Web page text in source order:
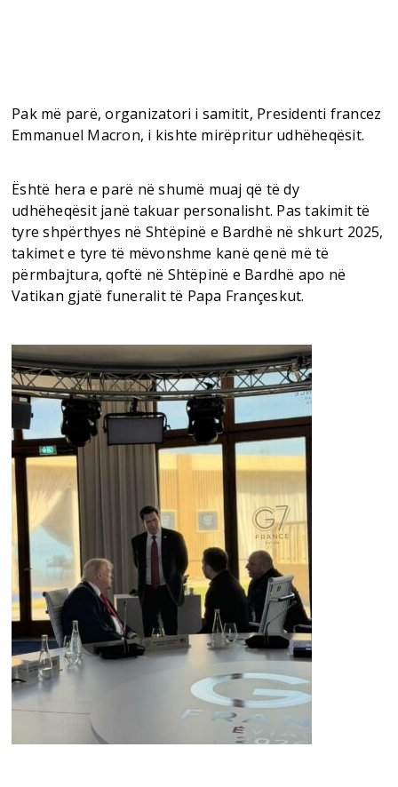
Pak më parë, organizatori i samitit, Presidenti francez
Emmanuel Macron, i kishte mirëpritur udhëheqësit.
Është hera e parë në shumë muaj që të dy
udhëheqësit janë takuar personalisht. Pas takimit të
tyre shpërthyes në Shtëpinë e Bardhë në shkurt 2025,
takimet e tyre të mëvonshme kanë qenë më të
përmbajtura, qoftë në Shtëpinë e Bardhë apo në
Vatikan gjatë funeralit të Papa Françeskut.